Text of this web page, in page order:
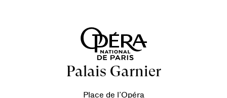
Palais Garnier
Place de l’Opéra